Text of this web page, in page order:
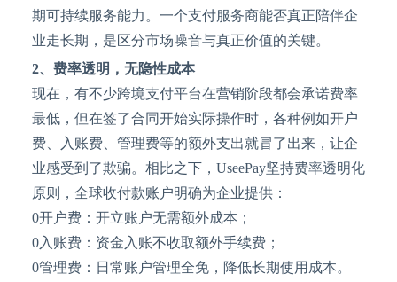
期可持续服务能力。一个支付服务商能否真正陪伴企
业走长期，是区分市场噪音与真正价值的关键。
2、 费率透明，无隐性成本
现在，有不少跨境支付平台在营销阶段都会承诺费率
最低，但在签了合同开始实际操作时，各种例如开户
费、入账费、管理费等的额外支出就冒了出来，让企
业感受到了欺骗。相比之下， UseePay坚持费率透明化
原则，全球收付款账户明确为企业提供：
0开户费：开立账户无需额外成本；
0入账费：资金入账不收取额外手续费；
0管理费：日常账户管理全免，降低长期使用成本。